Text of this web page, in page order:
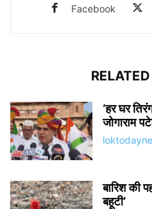
Facebook
‘हर घर
जोगाराम
बारिश की
बहूटी’